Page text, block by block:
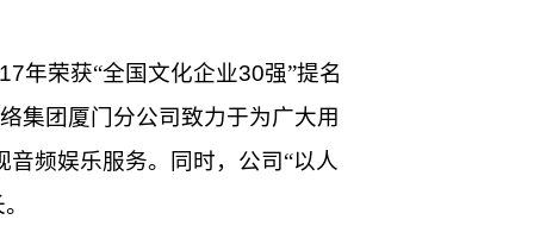
年荣获“全国文化企业30强”提名
集团厦门分公司致力于为广大用
频娱乐服务。同时，公司“以人